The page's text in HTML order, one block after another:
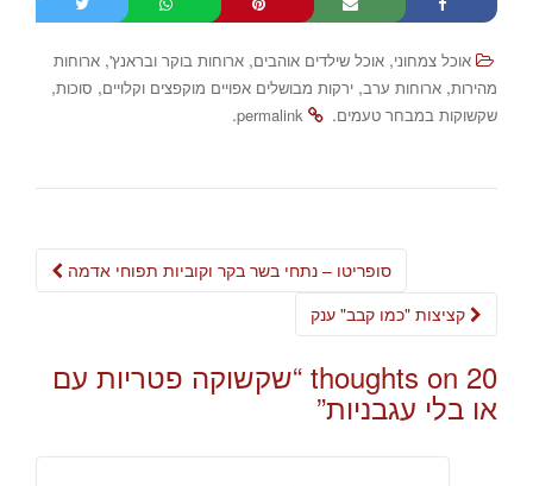
אוכל צמחוני, אוכל שילדים אוהבים, ארוחות בוקר ובראנץ', ארוחות
מהירות, ארוחות ערב, ירקות מבושלים אפויים מוקפצים וקלויים, סוכות,
שקשוקות במבחר טעמים.
permalink
.
Post
סופריטו – נתחי בשר בקר וקוביות תפוחי אדמה
20 thoughts on “ שקשוקה פטריות עם
או בלי עגבניות”